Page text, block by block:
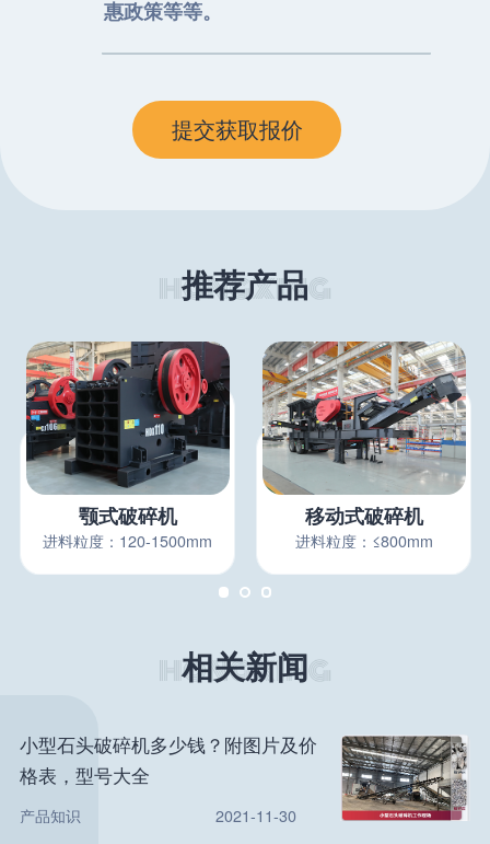
推荐产品
颚式破碎机
进料粒度：120-1500mm
移动式破碎机
进料粒度：≤800mm
相关新闻
小型石头破碎机多少钱？附图片及价
格表，型号大全
产品知识 2021-11-30